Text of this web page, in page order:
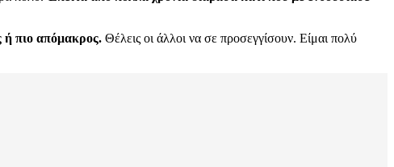
ή πιο απόμακρος. Θέλεις οι άλλοι να σε προσεγγίσουν. Είμαι πολύ